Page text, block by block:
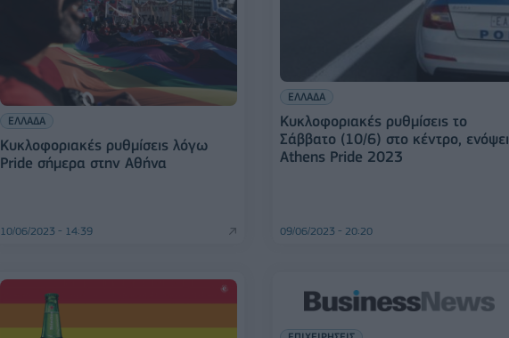
ΕΛΛΑΔΑ
Κυκλοφοριακές ρυθμίσεις λόγω
Pride σήμερα στην Αθήνα
10/06/2023 - 14:39
ΕΛΛΑΔΑ
Κυκλοφοριακές ρυθμίσεις το
Σάββατο (10/6) στο κέντρο, ενόψει
Athens Pride 2023
09/06/2023 - 20:20